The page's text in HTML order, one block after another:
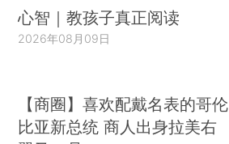
心智｜教孩子真正阅读
2026年08月09日
【商圈】喜欢配戴名表的哥伦
比亚新总统 商人出身拉美右